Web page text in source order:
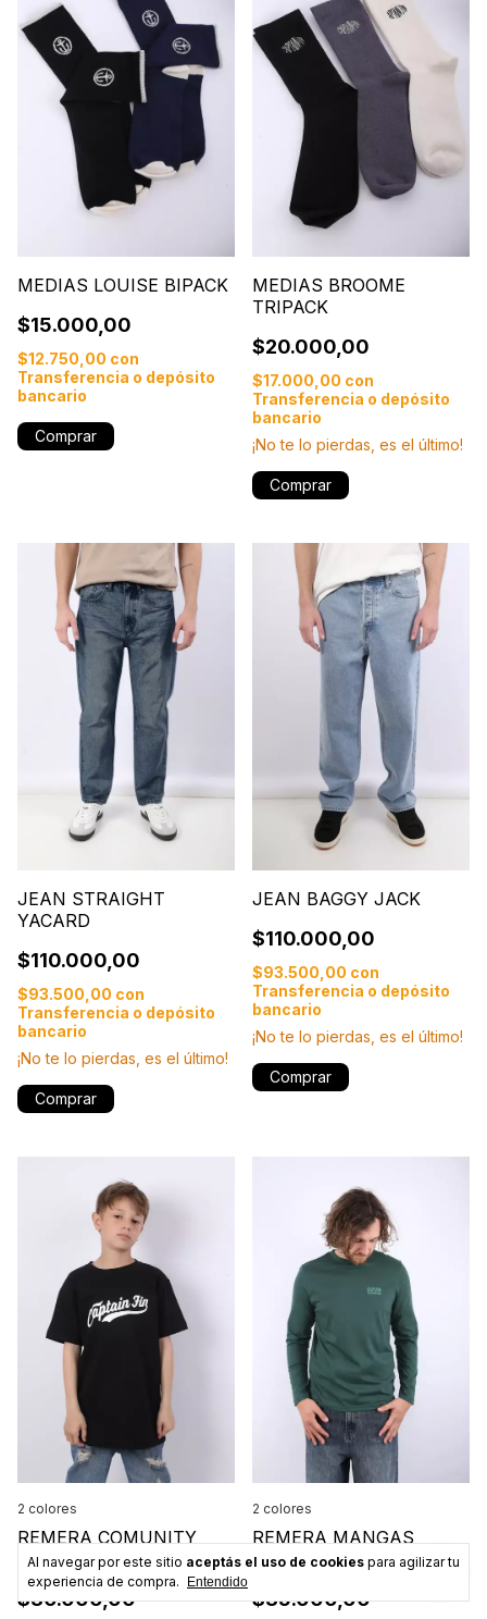
Al navegar por este sitio aceptás el uso de cookies para agilizar tu
experiencia de compra.
Entendido
MEDIAS LOUISE BIPACK
$15.000,00
$12.750,00 con
Transferencia o depósito
bancario
Comprar
MEDIAS BROOME
TRIPACK
$20.000,00
$17.000,00 con
Transferencia o depósito
bancario
¡No te lo pierdas, es el último!
Comprar
JEAN STRAIGHT
YACARD
$110.000,00
$93.500,00 con
Transferencia o depósito
bancario
¡No te lo pierdas, es el último!
Comprar
JEAN BAGGY JACK
$110.000,00
$93.500,00 con
Transferencia o depósito
bancario
¡No te lo pierdas, es el último!
Comprar
REMERA COMUNITY
COLLEGE LOGO JR
$30.000,00
2 colores
REMERA MANGAS
LARGAS DEEP OCEAN
$35.000,00
2 colores